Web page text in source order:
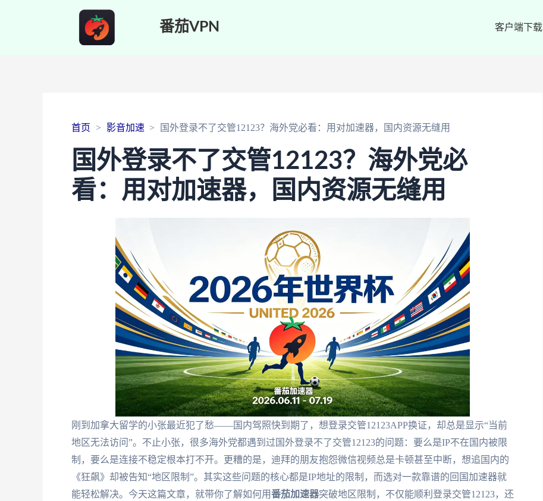
番茄VPN 客户端下载
首页 影音加速 国外登录不了交管12123？海外党必看：用对加速器，国内资源无缝用
国外登录不了交管12123？海外党必
看：用对加速器，国内资源无缝用
刚到加拿大留学的小张最近犯了愁——国内驾照快到期了，想登录交管12123APP换证，却总是显示“当前
地区无法访问”。不止小张，很多海外党都遇到过国外登录不了交管12123的问题：要么是IP不在国内被限
制，要么是连接不稳定根本打不开。更糟的是，迪拜的朋友抱怨微信视频总是卡顿甚至中断，想追国内的
《狂飙》却被告知“地区限制”。其实这些问题的核心都是IP地址的限制，而选对一款靠谱的回国加速器就
能轻松解决。今天这篇文章，就带你了解如何用番茄加速器突破地区限制，不仅能顺利登录交管12123，还